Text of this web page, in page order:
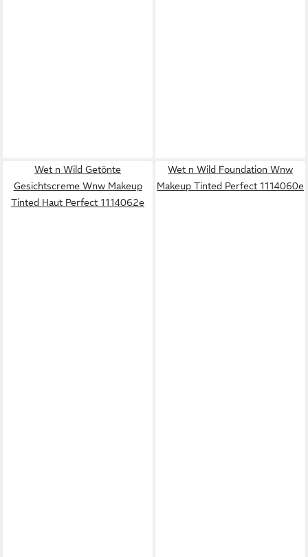
Wet n Wild Getönte
Gesichtscreme Wnw Makeup
Tinted Haut Perfect 1114062e
Wet n Wild Foundation Wnw
Makeup Tinted Perfect 1114060e